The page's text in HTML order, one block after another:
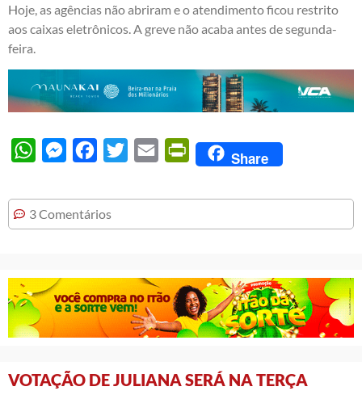
Hoje, as agências não abriram e o atendimento ficou restrito
aos caixas eletrônicos. A greve não acaba antes de segunda-
feira.
WhatsAppMessengerFacebook
Twitter Email PrintFriendly
Share
3 Comentários
VOTAÇÃO DE JULIANA SERÁ NA TERÇA